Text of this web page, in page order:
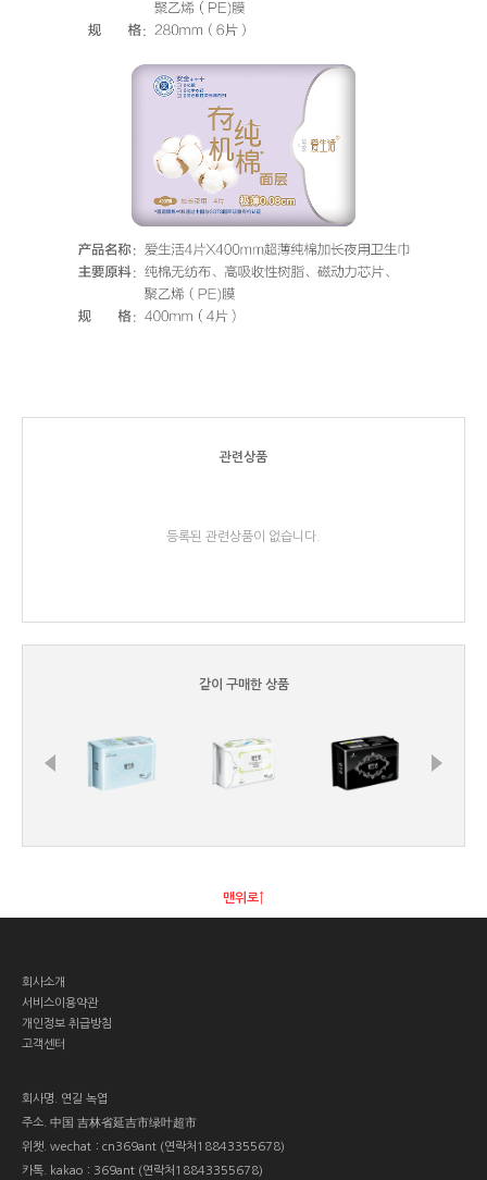
관련상품
등록된 관련상품이 없습니다.
같이 구매한 상품
맨위로↑
회사소개
서비스이용약관
개인정보 취급방침
고객센터
회사명.
연길 녹엽
주소. 中国 吉林省延吉市绿叶超市
위챗. wechat：cn369ant (연락처18843355678)
카톡.
kakao：369ant (연락처18843355678)